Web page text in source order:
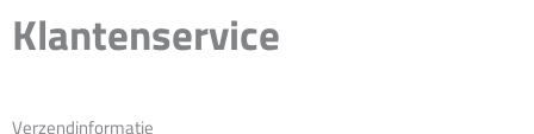
Klantenservice
Verzendinformatie